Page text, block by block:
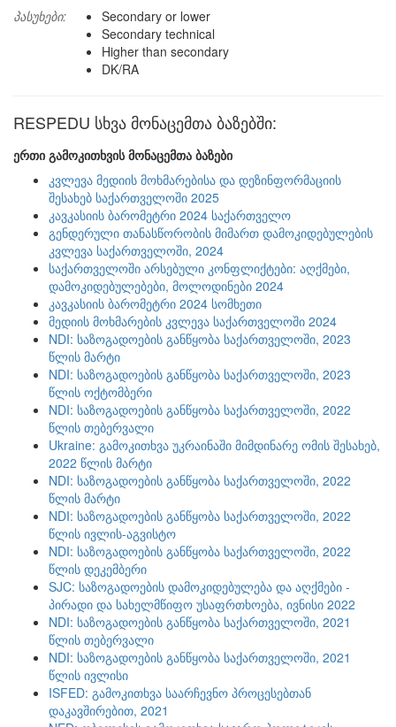
პასუხები:
Secondary or lower
Secondary technical
Higher than secondary
DK/RA
RESPEDU სხვა მონაცემთა ბაზებში:
ერთი გამოკითხვის მონაცემთა ბაზები
კვლევა მედიის მოხმარებისა და დეზინფორმაციის
შესახებ საქართველოში 2025
კავკასიის ბარომეტრი 2024 საქართველო
გენდერული თანასწორობის მიმართ დამოკიდებულების
კვლევა საქართველოში, 2024
საქართველოში არსებული კონფლიქტები: აღქმები,
დამოკიდებულებები, მოლოდინები 2024
კავკასიის ბარომეტრი 2024 სომხეთი
მედიის მოხმარების კვლევა საქართველოში 2024
NDI: საზოგადოების განწყობა საქართველოში, 2023
წლის მარტი
NDI: საზოგადოების განწყობა საქართველოში, 2023
წლის ოქტომბერი
NDI: საზოგადოების განწყობა საქართველოში, 2022
წლის თებერვალი
Ukraine: გამოკითხვა უკრაინაში მიმდინარე ომის შესახებ,
2022 წლის მარტი
NDI: საზოგადოების განწყობა საქართველოში, 2022
წლის მარტი
NDI: საზოგადოების განწყობა საქართველოში, 2022
წლის ივლის-აგვისტო
NDI: საზოგადოების განწყობა საქართველოში, 2022
წლის დეკემბერი
SJC: საზოგადოების დამოკიდებულება და აღქმები -
პირადი და სახელმწიფო უსაფრთხოება, ივნისი 2022
NDI: საზოგადოების განწყობა საქართველოში, 2021
წლის თებერვალი
NDI: საზოგადოების განწყობა საქართველოში, 2021
წლის ივლისი
ISFED: გამოკითხვა საარჩევნო პროცესებთან
დაკავშირებით, 2021